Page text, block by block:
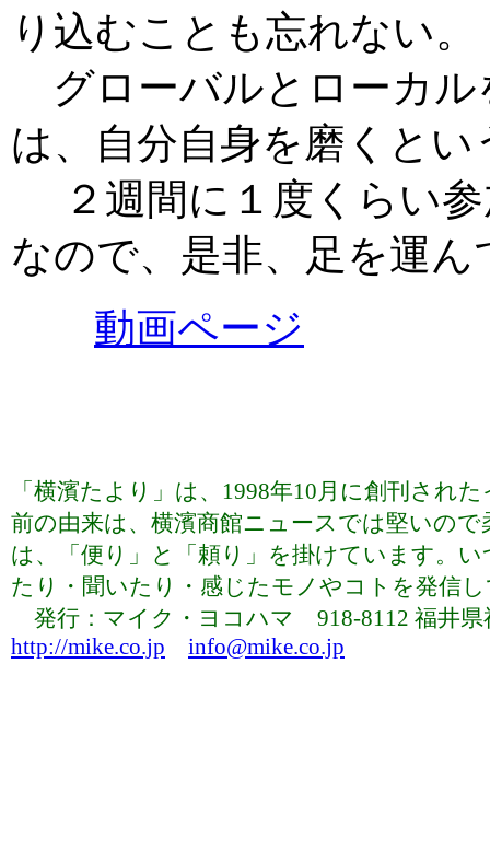
り込むことも忘れない。
グローバルとローカル
は、自分自身を磨くと
２週間に１度くらい参
なので、是非、足を運ん
動画ページ
「横濱たより」は、1998年10月に創刊され
前の由来は、横濱商館ニュースでは堅いの
は、「便り」と「頼り」を掛けています。
たり・聞いたり・感じたモノやコトを発信
発行：マイク・ヨコハマ 918-8112 福井
http://mike.co.jp
info@mike.co.jp